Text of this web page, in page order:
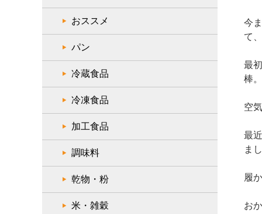
今
て
最
棒。
空
最
ま
履
お
おススメ
パン
冷蔵食品
冷凍食品
加工食品
調味料
乾物・粉
米・雑穀